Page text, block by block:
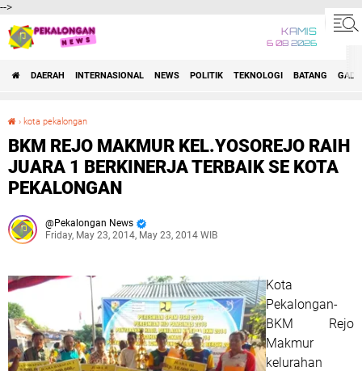
-->
KAMIS
6 08 2026
DAERAH INTERNASIONAL NEWS POLITIK TEKNOLOGI BATANG
› kota pekalongan
BKM REJO MAKMUR KEL.YOSOREJO RAIH
JUARA 1 BERKINERJA TERBAIK SE KOTA
PEKALONGAN
Pekalongan News
Friday, May 23, 2014, May 23, 2014 WIB
Kota
Pekalongan-
BKM Rejo
Makmur
kelurahan